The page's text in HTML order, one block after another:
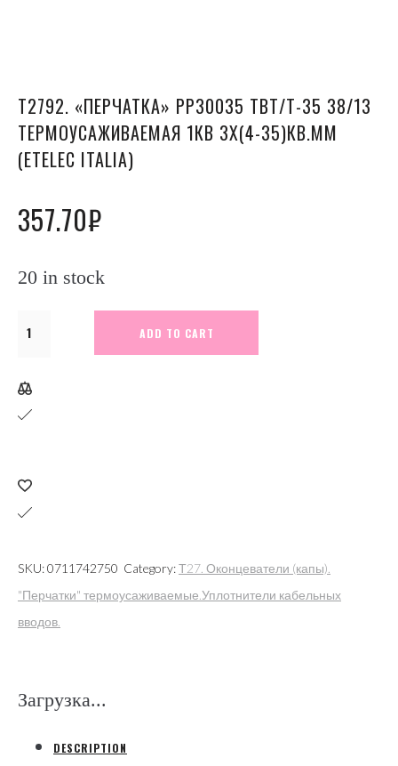
Т2792. «ПЕРЧАТКА» PP30035 TBT/T-35 38/13
ТЕРМОУСАЖИВАЕМАЯ 1КВ 3Х(4-35)КВ.ММ
(ETELEC ITALIA)
357.70₽
20 in stock
Т2792.
"Перчатка"
PP30035
термоусаживаемая
1кВ
35)кв.мм
(ETELEC
ITALIA)
ADD TO CART
SKU:0711742750 Category:Т27. Оконцеватели (капы).
"Перчатки" термоусаживаемые.Уплотнители кабельных
вводов.
Загрузка...
DESCRIPTION